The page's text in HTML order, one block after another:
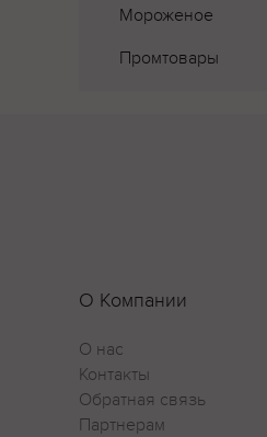
Мороженое
Промтовары
О Компании
О нас
Контакты
Обратная связь
Партнерам